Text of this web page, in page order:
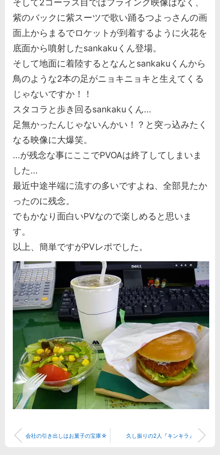
紫のバックに紫スーツで歌い踊るつよっさんの画
面上からまるでロケットが到着するように火花を
底面から噴射したsankakuくん登場。
そして地面に着陸するとなんとsankakuくんから
鳥のような2本の足がニョキニョキと生えてくる
じゃないですか！！
スタコラと歩き回るsankakuくん...
足無かったんじゃないんかい！？と突っ込みたく
なる映像に大爆笑。
...が残念な事にここでPVOAは終了してしまいま
した...
最近中途半端に流すの多いですよね、全部見たか
ったのに残念。
でもかなり面白いPVなので楽しめると思いま
す。
以上、簡単ですがPVレポでした。
会社の引き出しはお菓子の宝庫☆ 久し振りの2人『キンキラ』